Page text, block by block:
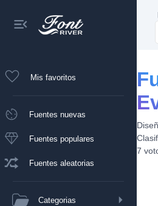
Mis favoritos
Fuentes nuevas
Fuentes populares
Fuentes aleatorias
Categorias
7